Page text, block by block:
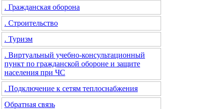
. Гражданская оборона
. Строительство
. Туризм
. Виртуальный учебно-консультационный
пункт по гражданской обороне и защите
населения при ЧС
. Подключение к сетям теплоснабжения
Обратная связь